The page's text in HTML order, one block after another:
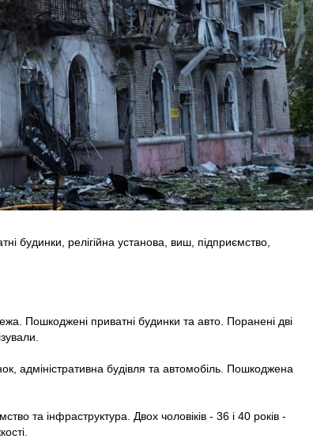
будинки, релігійна установа, виш, підприємство,
Пошкоджені приватні будинки та авто. Поранені дві
адміністративна будівля та автомобіль. Пошкоджена
та інфраструктура. Двох чоловіків - 36 і 40 років -